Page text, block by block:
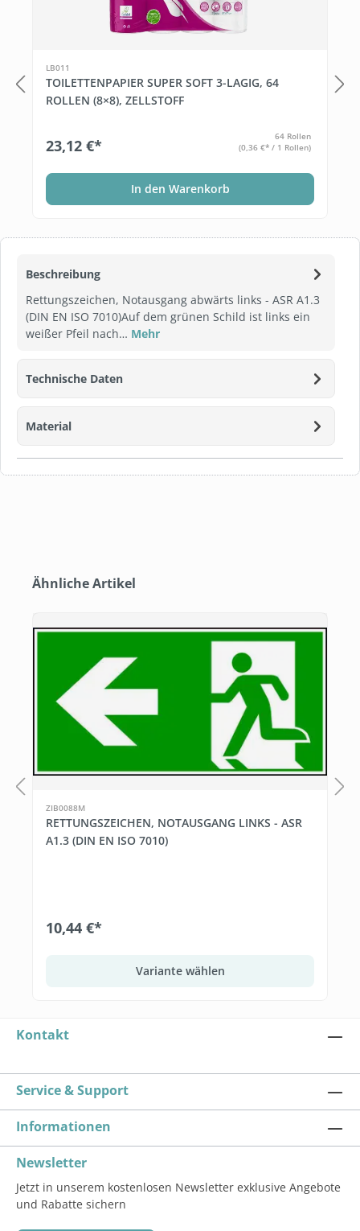
Beschreibung
Rettungszeichen, Notausgang abwärts links - ASR A1.3
(DIN EN ISO 7010)Auf dem grünen Schild ist links ein
weißer Pfeil nach… Mehr
Technische Daten
Material
LB011
TOILETTENPAPIER SUPER SOFT 3-LAGIG, 64
ROLLEN (8×8), ZELLSTOFF
23,12 €*
64 Rollen
(0,36 €* / 1 Rollen)
In den Warenkorb
Produktgalerie überspringen
Ähnliche Artikel
ZIB0088M
RETTUNGSZEICHEN, NOTAUSGANG LINKS - ASR
A1.3 (DIN EN ISO 7010)
10,44 €*
Variante wählen
Kontakt
Service & Support
Informationen
Newsletter
Jetzt in unserem kostenlosen Newsletter exklusive Angebote
und Rabatte sichern